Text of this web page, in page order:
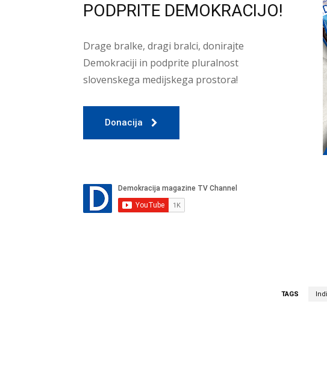
PODPRITE DEMOKRACIJO!
Drage bralke, dragi bralci, donirajte
Demokraciji in podprite pluralnost
slovenskega medijskega prostora!
Donacija
TAGS